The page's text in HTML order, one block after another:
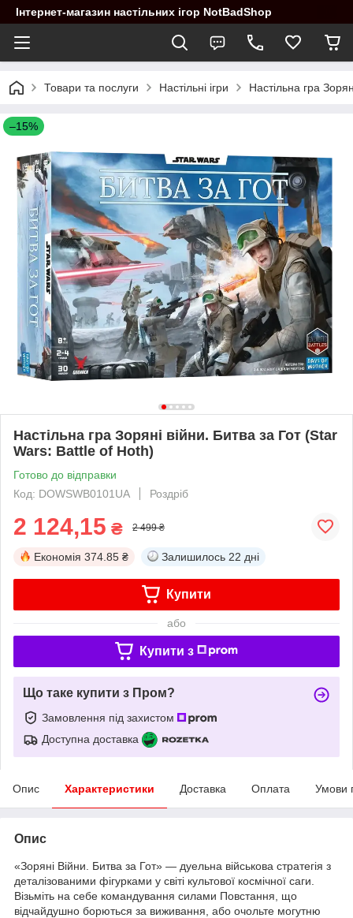
Інтернет-магазин настільних ігор NotBadShop
Товари та послуги Настільні ігри Настільна гра
–15%
Настільна гра Зоряні війни. Битва за Гот (Star
Wars: Battle of Hoth)
Готово до відправки
Код: DOWSWB0101UA
Роздріб
2 124,15 ₴ 2 499 ₴
Економія 374.85 ₴ Залишилось 22 дні
Купити
або
Купити з
Що таке купити з Пром?
Замовлення під захистом
Доступна доставка
Опис Характеристики Доставка Оплата Умови
Опис
«Зоряні Війни. Битва за Гот» — дуельна військова стратегія з
деталізованими фігурками у світі культової космічної саги.
Візьміть на себе командування силами Повстання, що
відчайдушно борються за виживання, або очольте могутню